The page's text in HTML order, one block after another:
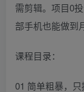
需剪辑。项目0
部手机也能做到
课程目录：
01 简单粗暴，